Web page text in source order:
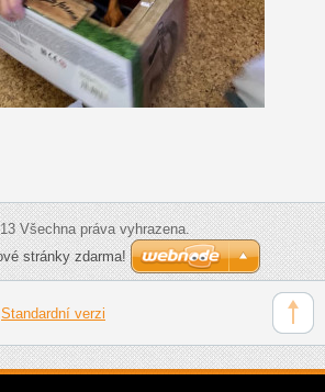
Všechna práva vyhrazena.
stránky zdarma!
Standardní verzi